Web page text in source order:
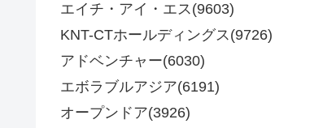
エイチ・アイ・エス(9603)
KNT-CTホールディングス(9726)
アドベンチャー(6030)
エボラブルアジア(6191)
オープンドア(3926)